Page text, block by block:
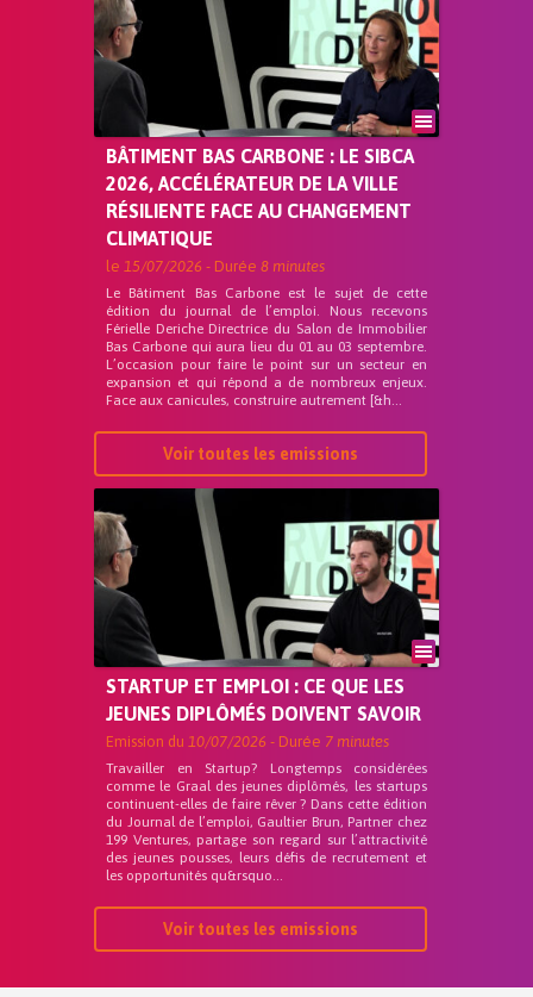
BÂTIMENT BAS CARBONE : LE SIBCA
2026, ACCÉLÉRATEUR DE LA VILLE
RÉSILIENTE FACE AU CHANGEMENT
CLIMATIQUE
le 15/07/2026 - Durée 8 minutes
Le Bâtiment Bas Carbone est le sujet de cette
édition du journal de l’emploi. Nous recevons
Férielle Deriche Directrice du Salon de Immobilier
Bas Carbone qui aura lieu du 01 au 03 septembre.
L’occasion pour faire le point sur un secteur en
expansion et qui répond a de nombreux enjeux.
Face aux canicules, construire autrement [&h...
Voir toutes les emissions
STARTUP ET EMPLOI : CE QUE LES
JEUNES DIPLÔMÉS DOIVENT SAVOIR
Emission du 10/07/2026 - Durée 7 minutes
Travailler en Startup? Longtemps considérées
comme le Graal des jeunes diplômés, les startups
continuent-elles de faire rêver ? Dans cette édition
du Journal de l’emploi, Gaultier Brun, Partner chez
199 Ventures, partage son regard sur l’attractivité
des jeunes pousses, leurs défis de recrutement et
les opportunités qu&rsquo...
Voir toutes les emissions